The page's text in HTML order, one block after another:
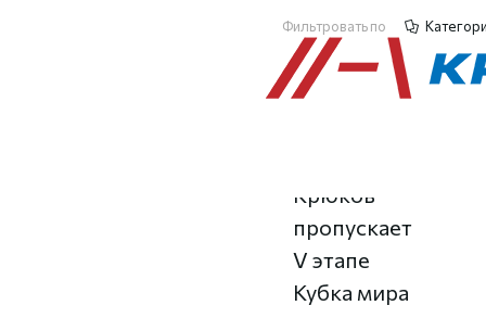
Фильтровать по
Крюков
пропускает
V этапе
Кубка мира